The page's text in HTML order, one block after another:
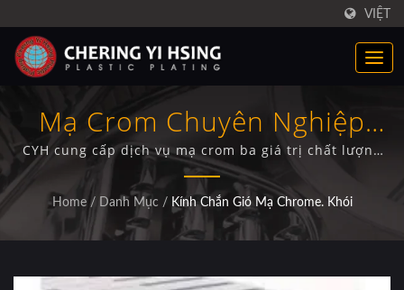
VIỆT
Mạ Crom Chuyên Nghiệp
Cho Tấm Che Cửa Sổ Và Tấm
Chắn Ô Tô
CYH cung cấp dịch vụ mạ crom ba giá trị chất lượng
cao cho các tấm che cửa sổ dành cho các nhà sản xuất
xe tải và nhà cung cấp phụ tùng ô tô, với quy trình mạ
điện tiên tiến và kiểm soát chất lượng toàn diện.
Home / Danh Mục / Kính Chắn Gió Mạ Chrome. Khói